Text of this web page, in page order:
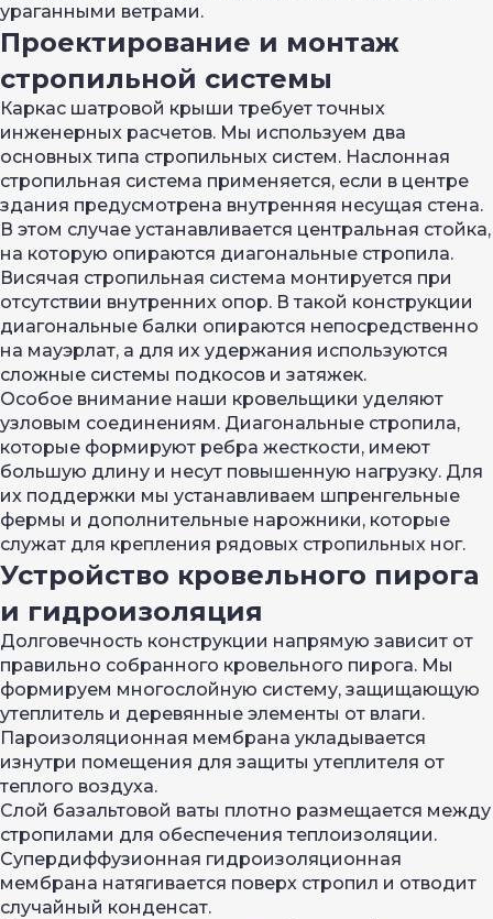
ураганными ветрами.
Проектирование и монтаж
стропильной системы
Каркас шатровой крыши требует точных
инженерных расчетов. Мы используем два
основных типа стропильных систем. Наслонная
стропильная система применяется, если в центре
здания предусмотрена внутренняя несущая стена.
В этом случае устанавливается центральная стойка,
на которую опираются диагональные стропила.
Висячая стропильная система монтируется при
отсутствии внутренних опор. В такой конструкции
диагональные балки опираются непосредственно
на мауэрлат, а для их удержания используются
сложные системы подкосов и затяжек.
Особое внимание наши кровельщики уделяют
узловым соединениям. Диагональные стропила,
которые формируют ребра жесткости, имеют
большую длину и несут повышенную нагрузку. Для
их поддержки мы устанавливаем шпренгельные
фермы и дополнительные нарожники, которые
служат для крепления рядовых стропильных ног.
Устройство кровельного пирога
и гидроизоляция
Долговечность конструкции напрямую зависит от
правильно собранного кровельного пирога. Мы
формируем многослойную систему, защищающую
утеплитель и деревянные элементы от влаги.
Пароизоляционная мембрана укладывается
изнутри помещения для защиты утеплителя от
теплого воздуха.
Слой базальтовой ваты плотно размещается между
стропилами для обеспечения теплоизоляции.
Супердиффузионная гидроизоляционная
мембрана натягивается поверх стропил и отводит
случайный конденсат.